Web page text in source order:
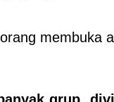
membuka